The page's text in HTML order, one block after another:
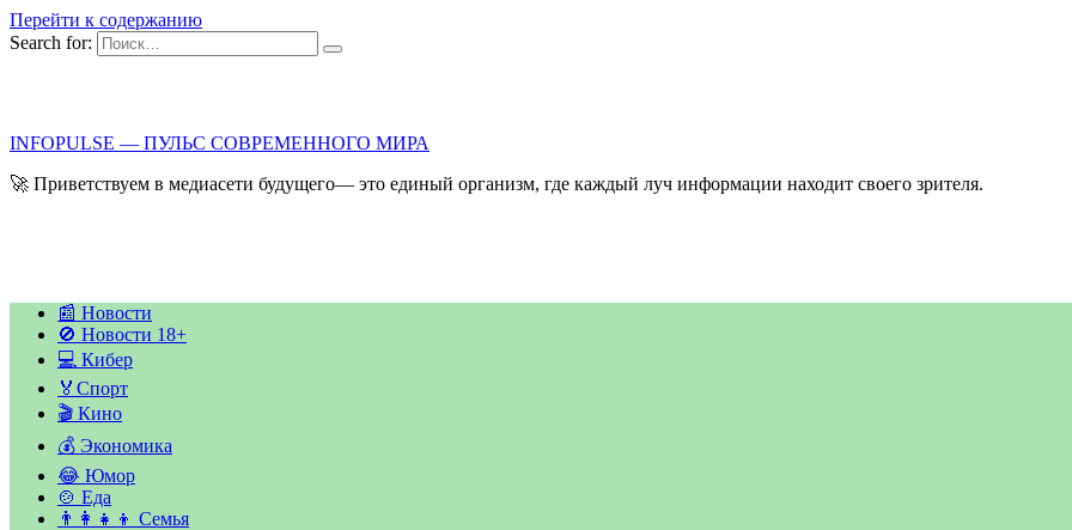
Перейти к содержанию
Search for:
INFOPULSE — ПУЛЬС СОВРЕМЕННОГО МИРА
🚀 Приветствуем в медиасети будущего— это единый организм, где каждый луч информации находит своего зрителя.
📰 Новости
🚫 Новости 18+
💻 Кибер
🏅Спорт
🎬 Кино
💰 Экономика
😂 Юмор
🍲 Еда
👨‍👩‍👧‍👦 Семья